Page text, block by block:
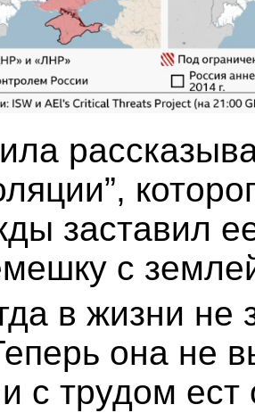
заставил
с
в жизни не
она не
с трудом ест